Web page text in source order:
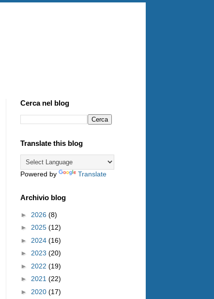
Cerca nel blog
Translate this blog
Powered by Translate
Archivio blog
► 2026 (8)
► 2025 (12)
► 2024 (16)
► 2023 (20)
► 2022 (19)
► 2021 (22)
► 2020 (17)